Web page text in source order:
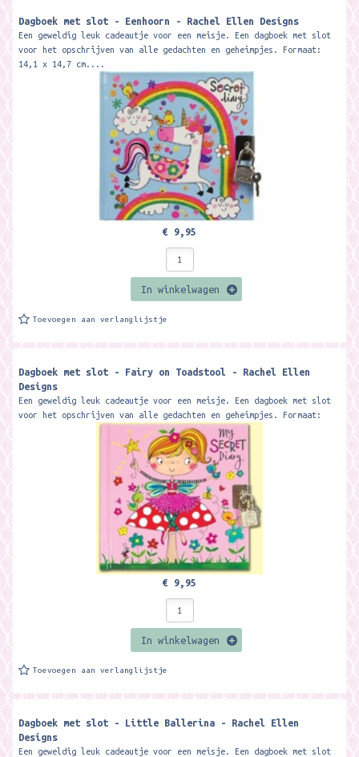
Dagboek met slot - Eenhoorn - Rachel Ellen Designs
Een geweldig leuk cadeautje voor een meisje. Een dagboek met slot
voor het opschrijven van alle gedachten en geheimpjes. Formaat:
14,1 x 14,7 cm....
€ 9,95
In winkelwagen
Toevoegen aan verlanglijstje
Dagboek met slot - Fairy on Toadstool - Rachel Ellen
Designs
Een geweldig leuk cadeautje voor een meisje. Een dagboek met slot
voor het opschrijven van alle gedachten en geheimpjes. Formaat:
€ 9,95
In winkelwagen
Toevoegen aan verlanglijstje
Dagboek met slot - Little Ballerina - Rachel Ellen
Designs
Een geweldig leuk cadeautje voor een meisje. Een dagboek met slot